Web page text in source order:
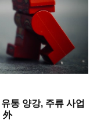
통 양강, 주류 사업
外